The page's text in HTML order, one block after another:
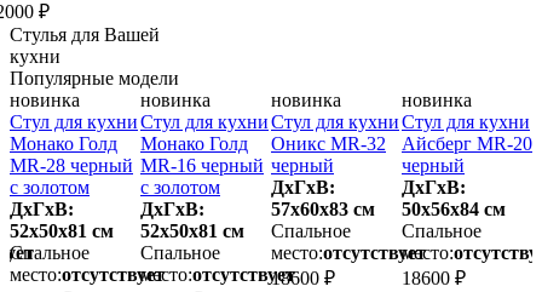
₽
Стулья для Вашей
кухни
Популярные модели
новинка
Стул для кухни
Монако Голд
MR-28 черный
с золотом
ДхГхВ:
52х50x81 см
Спальное
место:отсутствует
новинка
Стул для кухни
Монако Голд
MR-16 черный
с золотом
ДхГхВ:
52х50x81 см
Спальное
место:отсутствует
новинка
Стул для кухни
Оникс MR-32
черный
ДхГхВ:
57х60x83 см
Спальное
место:отсутствует
18600 ₽
новинка
Стул для кухни
Айсберг MR-20
черный
ДхГхВ:
50х56x84 см
Спальное
место:
18600 ₽